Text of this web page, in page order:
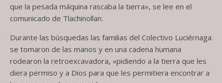
que la pesada máquina rascaba la tierra», se lee en el
comunicado de Tlachinollan.
Durante las búsquedas las familias del Colectivo Luciérnaga
se tomaron de las manos y en una cadena humana
rodearon la retroexcavadora, «pidiendo a la tierra que les
diera permiso y a Dios para que les permitiera encontrar a